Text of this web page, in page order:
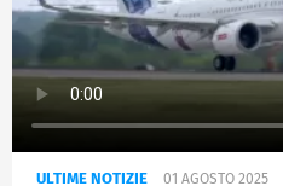
ULTIME NOTIZIE 01 AGOSTO 2025